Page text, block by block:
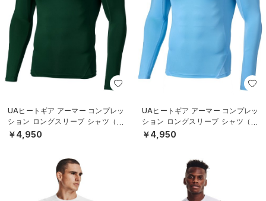
UAヒートギア アーマー コンプレッ
ション ロングスリーブ シャツ（ト
レーニング/MEN）
￥4,950
UAヒートギア アーマー コンプレッ
ション ロングスリーブ シャツ（ト
レーニング/MEN）
￥4,950